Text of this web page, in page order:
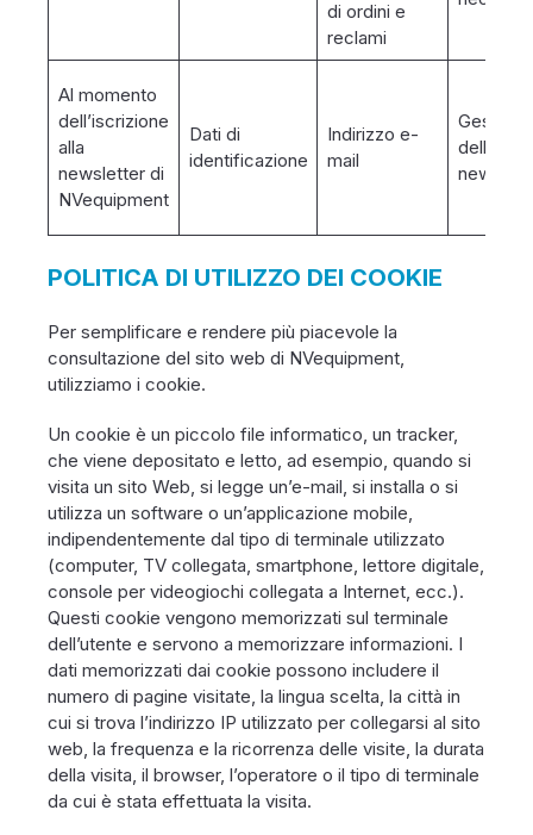
di ordini e
reclami
Al momento
dell’iscrizione
alla
newsletter di
NVequipment
Dati di
identificazione
Indirizzo e-
mail
Gestione
delle
POLITICA DI UTILIZZO DEI COOKIE
Per semplificare e rendere più piacevole la
consultazione del sito web di NVequipment,
utilizziamo i cookie.
Un cookie è un piccolo file informatico, un tracker,
che viene depositato e letto, ad esempio, quando si
visita un sito Web, si legge un’e-mail, si installa o si
utilizza un software o un’applicazione mobile,
indipendentemente dal tipo di terminale utilizzato
(computer, TV collegata, smartphone, lettore digitale,
console per videogiochi collegata a Internet, ecc.).
Questi cookie vengono memorizzati sul terminale
dell’utente e servono a memorizzare informazioni. I
dati memorizzati dai cookie possono includere il
numero di pagine visitate, la lingua scelta, la città in
cui si trova l’indirizzo IP utilizzato per collegarsi al sito
web, la frequenza e la ricorrenza delle visite, la durata
della visita, il browser, l’operatore o il tipo di terminale
da cui è stata effettuata la visita.